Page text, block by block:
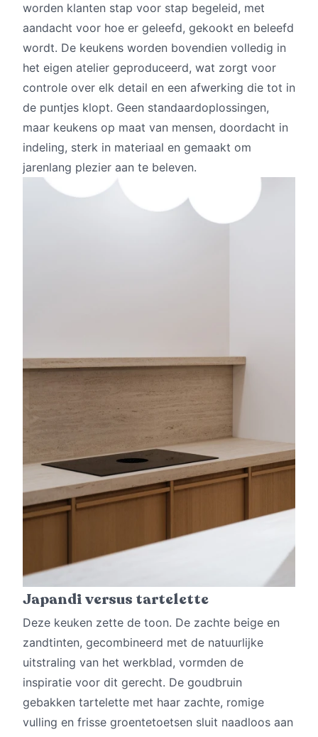
worden klanten stap voor stap begeleid, met
aandacht voor hoe er geleefd, gekookt en beleefd
wordt. De keukens worden bovendien volledig in
het eigen atelier geproduceerd, wat zorgt voor
controle over elk detail en een afwerking die tot in
de puntjes klopt. Geen standaardoplossingen,
maar keukens op maat van mensen, doordacht in
indeling, sterk in materiaal en gemaakt om
jarenlang plezier aan te beleven.
Japandi versus tartelette
Deze keuken zette de toon. De zachte beige en
zandtinten, gecombineerd met de natuurlijke
uitstraling van het werkblad, vormden de
inspiratie voor dit gerecht. De goudbruin
gebakken tartelette met haar zachte, romige
vulling en frisse groentetoetsen sluit naadloos aan